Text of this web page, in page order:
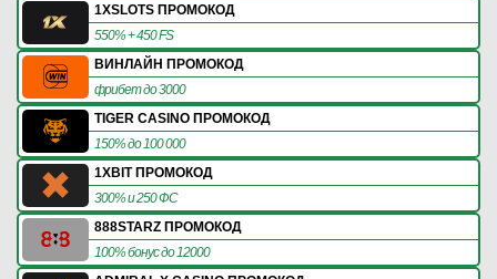
1XSLOTS ПРОМОКОД
550% + 450 FS
ВИНЛАЙН ПРОМОКОД
фрибет до 3000
TIGER CASINO ПРОМОКОД
150% до 100 000
1XBIT ПРОМОКОД
300% и 250 ФС
888STARZ ПРОМОКОД
100% бонус до 12000